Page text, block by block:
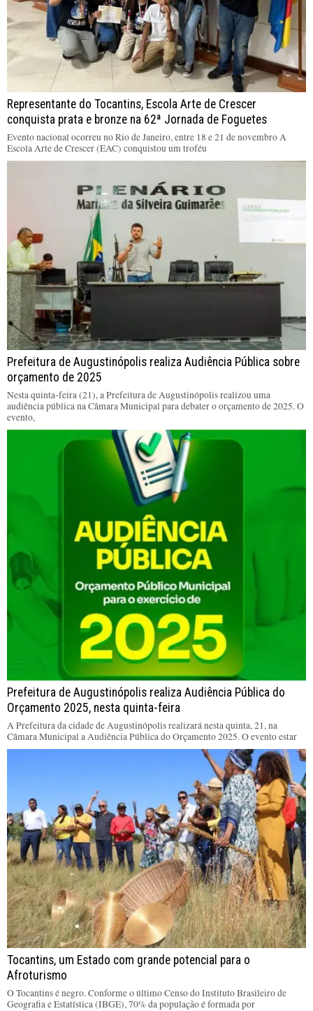
Representante do Tocantins, Escola Arte de Crescer
conquista prata e bronze na 62ª Jornada de Foguetes
Evento nacional ocorreu no Rio de Janeiro, entre 18 e 21 de novembro A
Escola Arte de Crescer (EAC) conquistou um troféu
Prefeitura de Augustinópolis realiza Audiência Pública sobre
orçamento de 2025
Nesta quinta-feira (21), a Prefeitura de Augustinópolis realizou uma
audiência pública na Câmara Municipal para debater o orçamento de 2025. O
evento,
Prefeitura de Augustinópolis realiza Audiência Pública do
Orçamento 2025, nesta quinta-feira
A Prefeitura da cidade de Augustinópolis realizará nesta quinta, 21, na
Câmara Municipal a Audiência Pública do Orçamento 2025. O evento estar
Tocantins, um Estado com grande potencial para o
Afroturismo
O Tocantins é negro. Conforme o último Censo do Instituto Brasileiro de
Geografia e Estatística (IBGE), 70% da população é formada por